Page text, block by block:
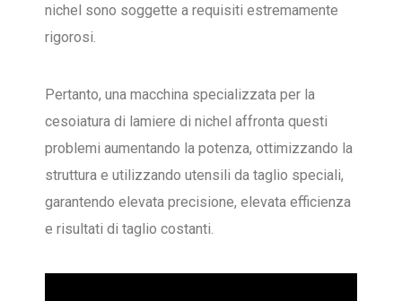
nichel sono soggette a requisiti estremamente
rigorosi.
Pertanto, una macchina specializzata per la
cesoiatura di lamiere di nichel affronta questi
problemi aumentando la potenza, ottimizzando la
struttura e utilizzando utensili da taglio speciali,
garantendo elevata precisione, elevata efficienza
e risultati di taglio costanti.